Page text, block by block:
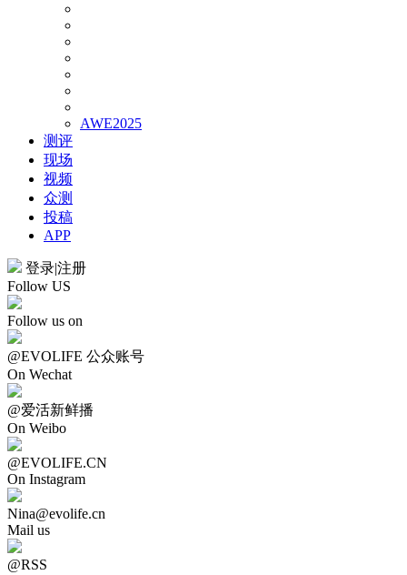
AWE2025
测评
现场
视频
众测
投稿
APP
登录|注册
Follow US
Follow us on
@EVOLIFE 公众账号
On Wechat
@爱活新鲜播
On Weibo
@EVOLIFE.CN
On Instagram
Nina@evolife.cn
Mail us
@RSS